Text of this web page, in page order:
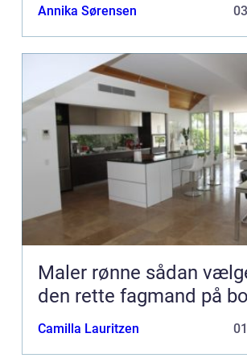
Annika Sørensen
Maler rønne sådan vælger du
den rette fagmand på
Camilla Lauritzen